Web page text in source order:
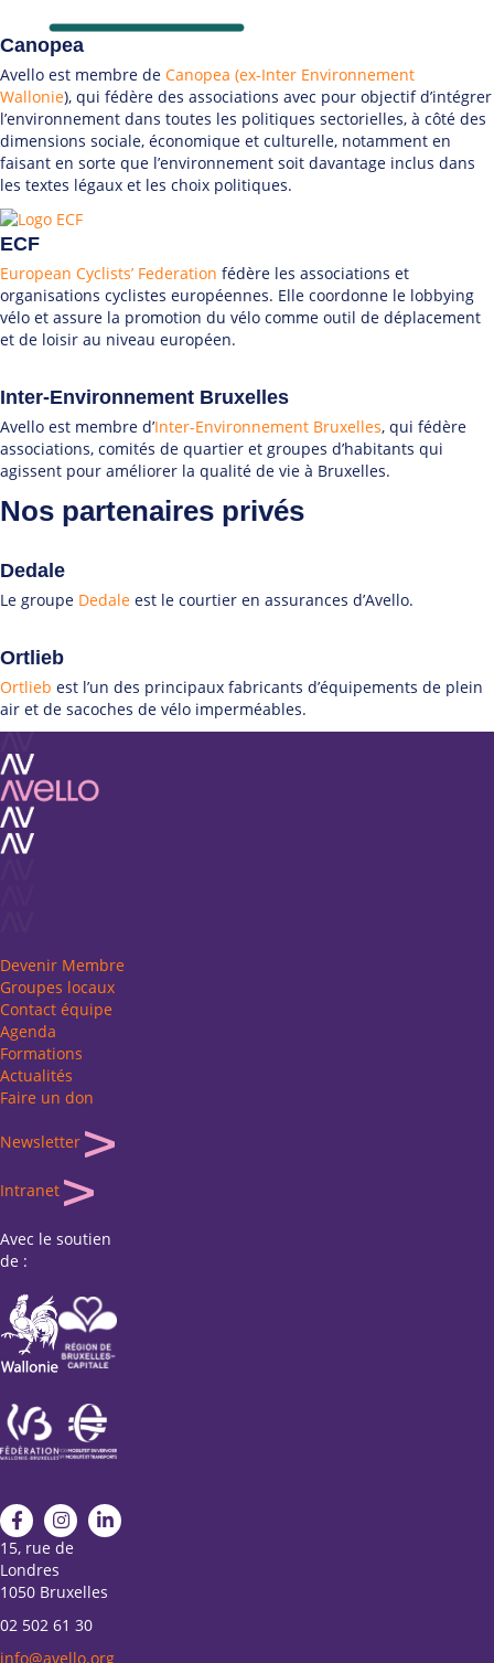
Canopea
Avello est membre de Canopea (ex-Inter Environnement
Wallonie), qui fédère des associations avec pour objectif d’intégrer
l’environnement dans toutes les politiques sectorielles, à côté des
dimensions sociale, économique et culturelle, notamment en
faisant en sorte que l’environnement soit davantage inclus dans
les textes légaux et les choix politiques.
ECF
European Cyclists’ Federation fédère les associations et
organisations cyclistes européennes. Elle coordonne le lobbying
vélo et assure la promotion du vélo comme outil de déplacement
et de loisir au niveau européen.
Inter-Environnement Bruxelles
Avello est membre d’Inter-Environnement Bruxelles, qui fédère
associations, comités de quartier et groupes d’habitants qui
agissent pour améliorer la qualité de vie à Bruxelles.
Nos partenaires privés
Dedale
Le groupe Dedale est le courtier en assurances d’Avello.
Ortlieb
Ortlieb est l’un des principaux fabricants d’équipements de plein
air et de sacoches de vélo imperméables.
Devenir Membre
Groupes locaux
Contact équipe
Agenda
Formations
Actualités
Faire un don
Newsletter
Intranet
Avec le soutien
de :
15, rue de
Londres
1050 Bruxelles
02 502 61 30
info@avello.org